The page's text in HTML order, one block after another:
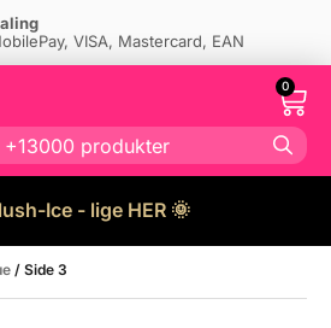
VISA, Mastercard, EAN
0
Ice - lige HER 🌞
/ Side 3